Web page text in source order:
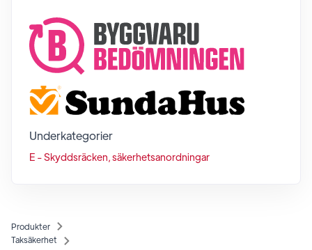
Produkter
Taksäkerhet
Underkategorier
E - Skyddsräcken, säkerhetsanordningar